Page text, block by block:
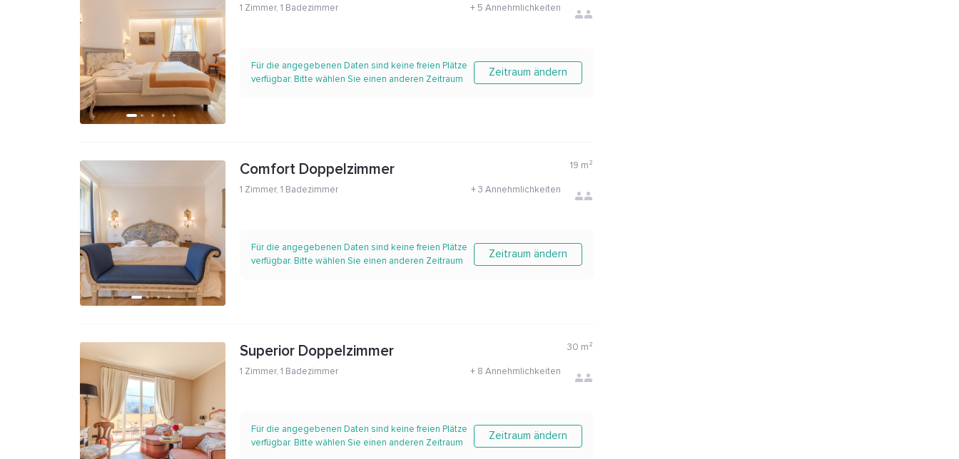
1 Zimmer, 1 Badezimmer + 5 Annehmlichkeiten
Für die angegebenen Daten sind keine freien Plätze
verfügbar. Bitte wählen Sie einen anderen Zeitraum
Zeitraum ändern
Comfort Doppelzimmer 19 m²
1 Zimmer, 1 Badezimmer +3 Annehmlichkeiten
Für die angegebenen Daten sind keine freien Plätze
verfügbar. Bitte wählen Sie einen anderen Zeitraum
Zeitraum ändern
Superior Doppelzimmer 30 m²
1 Zimmer, 1 Badezimmer + 8 Annehmlichkeiten
Für die angegebenen Daten sind keine freien Plätze
verfügbar. Bitte wählen Sie einen anderen Zeitraum
Zeitraum ändern